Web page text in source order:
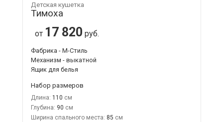
Детская кушетка
Тимоха
от 17 820 руб.
Фабрика - М-Стиль
Механизм - выкатной
Ящик для белья
Набор размеров
Длина: 110
Глубина: 90
Ширина спального места: 85